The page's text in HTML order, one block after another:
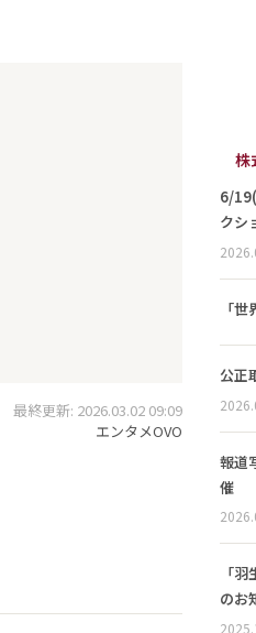
最終更新: 2026.03.02 09:09
エンタメOVO
株
6/
クシ
「
公正
報道
催
「
のお